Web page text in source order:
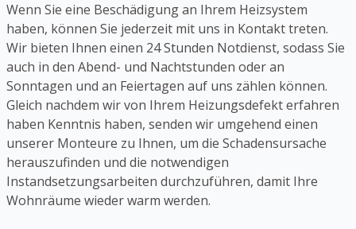
Wenn Sie eine Beschädigung an Ihrem Heizsystem
haben, können Sie jederzeit mit uns in Kontakt treten.
Wir bieten Ihnen einen 24 Stunden Notdienst, sodass Sie
auch in den Abend- und Nachtstunden oder an
Sonntagen und an Feiertagen auf uns zählen können.
Gleich nachdem wir von Ihrem Heizungsdefekt erfahren
haben Kenntnis haben, senden wir umgehend einen
unserer Monteure zu Ihnen, um die Schadensursache
herauszufinden und die notwendigen
Instandsetzungsarbeiten durchzuführen, damit Ihre
Wohnräume wieder warm werden.